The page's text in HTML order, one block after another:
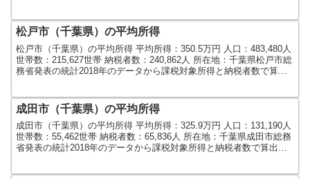
松戸市（千葉県）の平均所得
松戸市（千葉県）の平均所得 平均所得：350.5万円 人口：483,480人
世帯数：215,627世帯 納税者数：240,862人 所在地：千葉県松戸市総
務省発表の統計2018年のデータから課税対象所得と納税者数で算出
成田市（千葉県）の平均所得
成田市（千葉県）の平均所得 平均所得：325.9万円 人口：131,190人
世帯数：55,462世帯 納税者数：65,836人 所在地：千葉県成田市総務
省発表の統計2018年のデータから課税対象所得と納税者数で算出し